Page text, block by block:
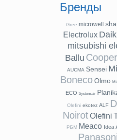
Бренды
Gree microwell
Electrolux
mitsubishi
Ballu
AUCMA Sensei
Boneco Olmo
ECO Systemair
Olefini ekotez ALF
Noirot Olefini
РБМ Meaco Idea